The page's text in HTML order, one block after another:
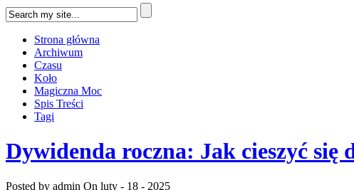
Strona główna
Archiwum
Czasu
Koło
Magiczna Moc
Spis Treści
Tagi
Dywidenda roczna: Jak cieszyć się
Posted by admin On luty - 18 - 2025